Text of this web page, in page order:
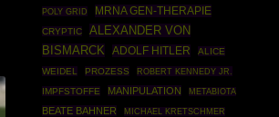
POLY GRID
MRNA GEN-THERAPIE
CRYPTIC
ALEXANDER VON
BISMARCK
ADOLF HITLER
ALICE
WEIDEL
PROZESS
ROBERT KENNEDY JR.
IMPFSTOFFE
MANIPULATION METABIOTA
BEATE BAHNER MICHAEL KRETSCHMER